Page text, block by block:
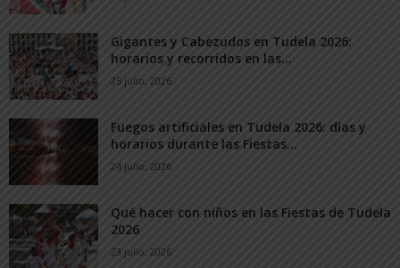
Gigantes y Cabezudos en Tudela 2026:
horarios y recorridos en las...
25 julio, 2026
Fuegos artificiales en Tudela 2026: días y
horarios durante las Fiestas...
24 julio, 2026
Qué hacer con niños en las Fiestas de Tudela
2026
23 julio, 2026